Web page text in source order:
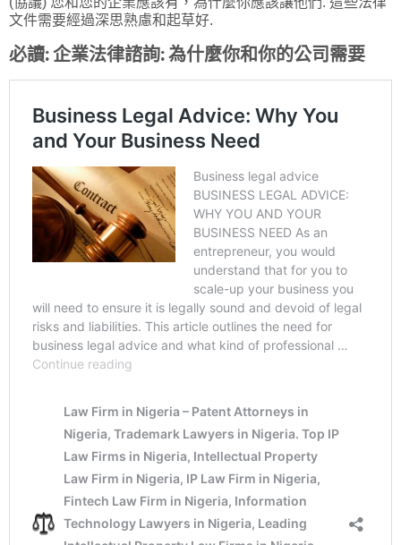
文件需要經過深思熟慮和起草好.
必讀:企業法律諮詢: 為什麼你和你的公司需要